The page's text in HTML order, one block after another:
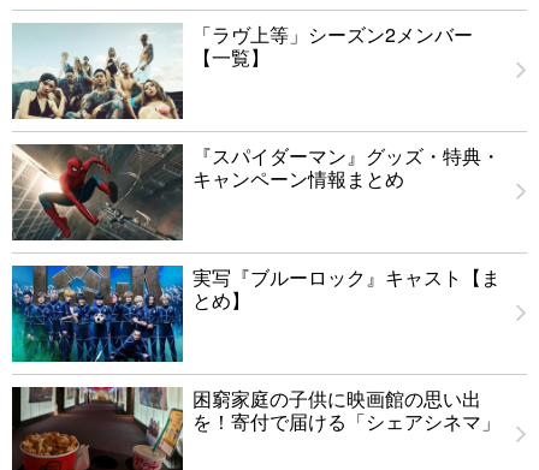
「ラヴ上等」シーズン2メンバー
【一覧】
『スパイダーマン』グッズ・特典・
キャンペーン情報まとめ
実写『ブルーロック』キャスト【ま
とめ】
困窮家庭の子供に映画館の思い出
を！寄付で届ける「シェアシネマ」